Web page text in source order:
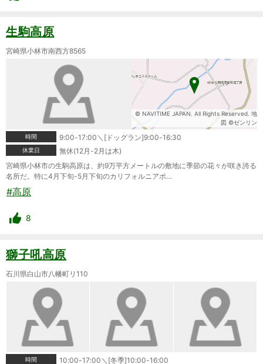
生駒高原
宮崎県小林市南西方8565
© NAVITIME JAPAN. All Rights Reserved. 地
図 ©ゼンリン
時間
9:00-17:00＼[ドッグラン]9:00-16:30
休業日
無休(12月-2月は木)
宮崎県小林市の生駒高原は、約9万平方メートルの敷地に季節の花々が咲き誇る
名所だ。特に4月下旬-5月下旬のカリフォルニアポ…
#高原
8
獅子吼高原
石川県白山市八幡町リ110
時間 10:00-17:00＼[冬季]10:00-16:00